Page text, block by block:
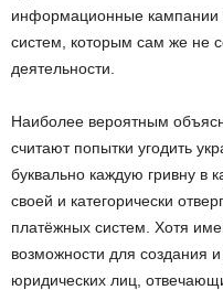
информационные кампании
систем, которым сам же не
деятельности.
Наиболее вероятным
считают попытки угодить
буквально каждую гривну в
своей и категорически
платёжных систем. Хотя
возможности для создания
юридических лиц,